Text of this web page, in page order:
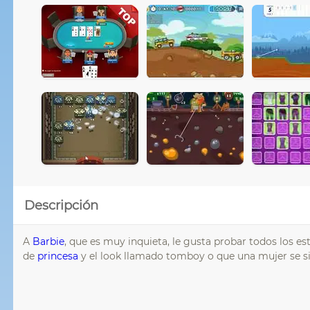
Descripción
A Barbie, que es muy inquieta, le gusta probar todos los
de princesa y el look llamado tomboy o que una mujer se